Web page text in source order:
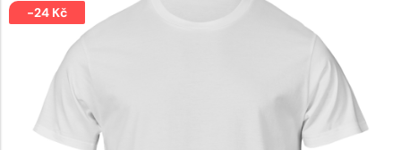
byla:
173 Kč.
-24Kč